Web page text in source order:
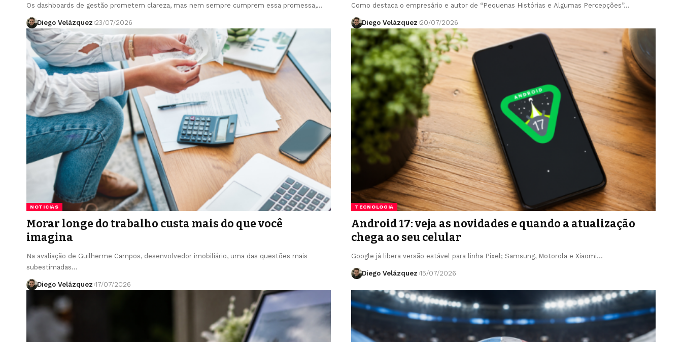
Os dashboards de gestão prometem clareza, mas nem sempre cumprem essa promessa,…
Diego Velázquez 23/07/2026
Como destaca o empresário e autor de “Pequenas Histórias e Algumas Percepções”…
Diego Velázquez 20/07/2026
NOTICIAS
Morar longe do trabalho custa mais do que você
imagina
Na avaliação de Guilherme Campos, desenvolvedor imobiliário, uma das questões mais
subestimadas…
Diego Velázquez 17/07/2026
TECNOLOGIA
Android 17: veja as novidades e quando a atualização
chega ao seu celular
Google já libera versão estável para linha Pixel; Samsung, Motorola e Xiaomi…
Diego Velázquez 15/07/2026